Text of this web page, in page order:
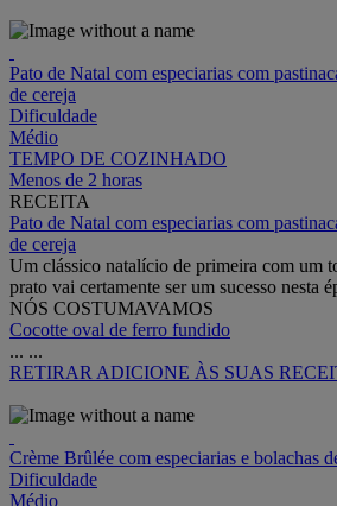
Pato de Natal com especiarias com
de cereja
Dificuldade
Médio
TEMPO DE COZINHADO
Menos de 2 horas
RECEITA
Pato de Natal com especiarias com
de cereja
Um clássico natalício de primeira com um
prato vai certamente ser um sucesso nesta
NÓS COSTUMAVAMOS
Cocotte oval de ferro fundido
... ...
RETIRAR ADICIONE ÀS SUAS
Crème Brûlée com especiarias e bolachas
Dificuldade
Médio